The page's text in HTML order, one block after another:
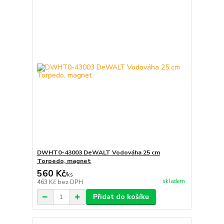
DWHT0-43003 DeWALT Vodováha 25 cm
Torpedo, magnet
560 Kč/ks
463 Kč bez DPH skladem
Přidat do košíku